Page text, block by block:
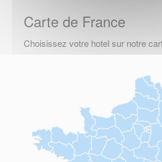
Carte de France
Choisissez votre hotel sur notre